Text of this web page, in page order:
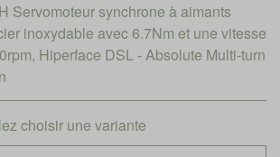
Servomoteur synchrone à aimants
inoxydable avec 6.7Nm et une vitesse
Hiperface DSL - Absolute Multi-turn
choisir une variante